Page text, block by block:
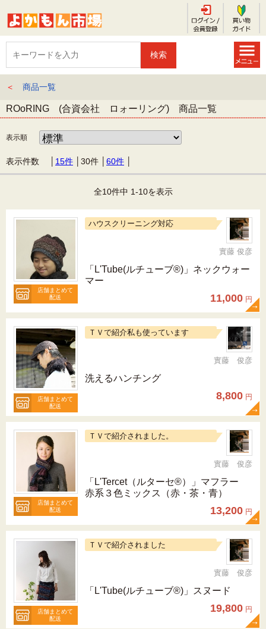
＜ 商品一覧
ROoRING (合資会社 ロォーリング) 商品一覧
表示順
表示件数 │ 15件 30件 60件
全10件中 1-10を表示
店舗まとめて
配送
ハウスクリーニング対応
實藤 俊彦
「L'Tube(ルチューブ®)」ネックウォー
マー
11,000 円
店舗まとめて
配送
ＴＶで紹介私も使っています
實藤 俊彦
洗えるハンチング
8,800 円
店舗まとめて
配送
ＴＶで紹介されました。
實藤 俊彦
「L'Tercet（ルターセ®）」マフラー
赤系３色ミックス（赤・茶・青）
13,200 円
店舗まとめて
配送
ＴＶで紹介されました
實藤 俊彦
「L'Tube(ルチューブ®)」スヌード
19,800 円